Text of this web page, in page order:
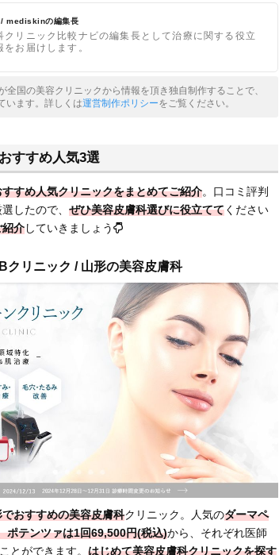
/ mediskinの編集長
クリニック比較ナビの編集長として治療に関する役立
をお届けします。
全国の美容クリニックから情報を頂き独自制作することで、
います。詳しくは運営制作ポリシーをご覧ください。
すすめ人気3選
すすめ人気クリニックをまとめてご紹介。口コミ評判
したので、 ぜひ美容皮膚科選びに役立ててください
介していきましょう
クリニック / 山形の美容皮膚科
でおすすめの美容皮膚科クリニック。人気のダーマペ
ポテンツァは1回69,500円(税込)から、それぞれ医師
とができます。 はじめて美容皮膚科クリニックを探す